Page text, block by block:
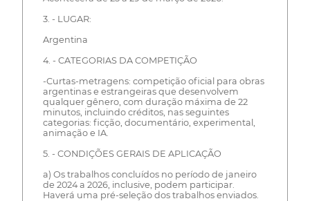
3. - LUGAR:
Argentina
4. - CATEGORIAS DA COMPETIÇÃO
-Curtas-metragens: competição oficial para obras
argentinas e estrangeiras que desenvolvem
qualquer gênero, com duração máxima de 22
minutos, incluindo créditos, nas seguintes
categorias: ficção, documentário, experimental,
animação e IA.
5. - CONDIÇÕES GERAIS DE APLICAÇÃO
a) Os trabalhos concluídos no período de janeiro
de 2024 a 2026, inclusive, podem participar.
Haverá uma pré-seleção dos trabalhos enviados.